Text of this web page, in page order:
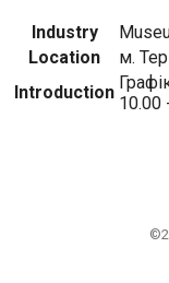
Industry
Location
м.
Introduction
10.00